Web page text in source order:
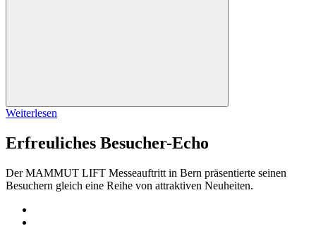
Weiterlesen
Erfreuliches Besucher-Echo
Der MAMMUT LIFT Messeauftritt in Bern präsentierte seinen
Besuchern gleich eine Reihe von attraktiven Neuheiten.